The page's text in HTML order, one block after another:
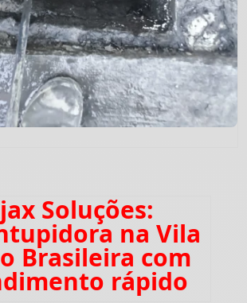
Soluções:
na Vila
Brasileira com
rápido